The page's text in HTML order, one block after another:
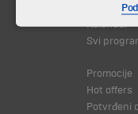
Destinacija
Kalendar
Svi
Promocije
Hot offers
Potvrđeni